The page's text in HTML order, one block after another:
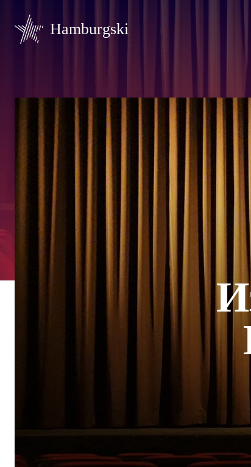
Hamburgski